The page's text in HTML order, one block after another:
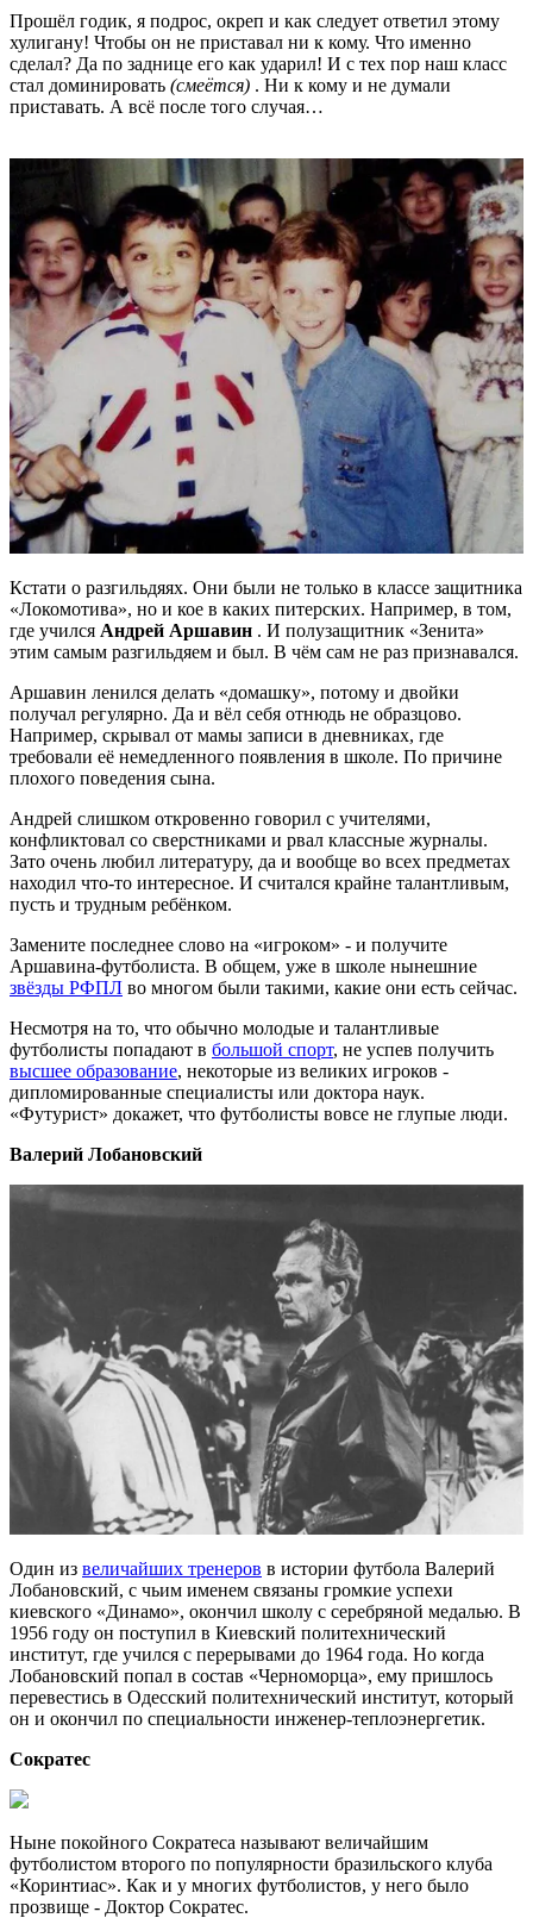
Прошёл годик, я подрос, окреп и как следует ответил этому
хулигану! Чтобы он не приставал ни к кому. Что именно
сделал? Да по заднице его как ударил! И с тех пор наш класс
стал доминировать (смеётся) . Ни к кому и не думали
приставать. А всё после того случая…
Кстати о разгильдяях. Они были не только в классе защитника
«Локомотива», но и кое в каких питерских. Например, в том,
где учился Андрей Аршавин . И полузащитник «Зенита»
этим самым разгильдяем и был. В чём сам не раз признавался.
Аршавин ленился делать «домашку», потому и двойки
получал регулярно. Да и вёл себя отнюдь не образцово.
Например, скрывал от мамы записи в дневниках, где
требовали её немедленного появления в школе. По причине
плохого поведения сына.
Андрей слишком откровенно говорил с учителями,
конфликтовал со сверстниками и рвал классные журналы.
Зато очень любил литературу, да и вообще во всех предметах
находил что-то интересное. И считался крайне талантливым,
пусть и трудным ребёнком.
Замените последнее слово на «игроком» - и получите
Аршавина-футболиста. В общем, уже в школе нынешние
звёзды РФПЛ во многом были такими, какие они есть сейчас.
Несмотря на то, что обычно молодые и талантливые
футболисты попадают в большой спорт, не успев получить
высшее образование, некоторые из великих игроков -
дипломированные специалисты или доктора наук.
«Футурист» докажет, что футболисты вовсе не глупые люди.
Валерий Лобановский
Один из величайших тренеров в истории футбола Валерий
Лобановский, с чьим именем связаны громкие успехи
киевского «Динамо», окончил школу с серебряной медалью. В
1956 году он поступил в Киевский политехнический
институт, где учился с перерывами до 1964 года. Но когда
Лобановский попал в состав «Черноморца», ему пришлось
перевестись в Одесский политехнический институт, который
он и окончил по специальности инженер-теплоэнергетик.
Сократес
Ныне покойного Сократеса называют величайшим
футболистом второго по популярности бразильского клуба
«Коринтиас». Как и у многих футболистов, у него было
прозвище - Доктор Сократес.